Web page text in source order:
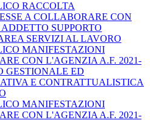
RACCOLTA
A COLLABORARE CON
SUPPORTO
SERVIZI AL LAVORO
MANIFESTAZIONI
CON L'AGENZIA A.F. 2021-
GESTIONALE ED
E CONTRATTUALISTICA
MANIFESTAZIONI
CON L'AGENZIA A.F. 2021-